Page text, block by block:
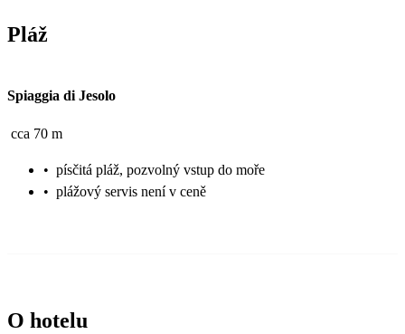
Pláž
Spiaggia di Jesolo
cca 70 m
• písčitá pláž, pozvolný vstup do moře
• plážový servis není v ceně
O hotelu